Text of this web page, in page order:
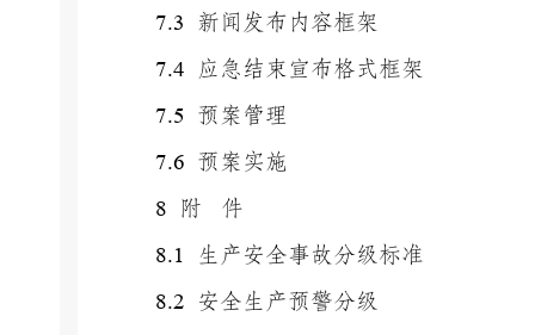
7.3 新闻发布内容框架
7.4
应急结束宣布格式框架
7.5 预案管理
7.6 预案实施
8 附 件
8.1
生产安全事故分级标准
8.2 安全生产预警分级